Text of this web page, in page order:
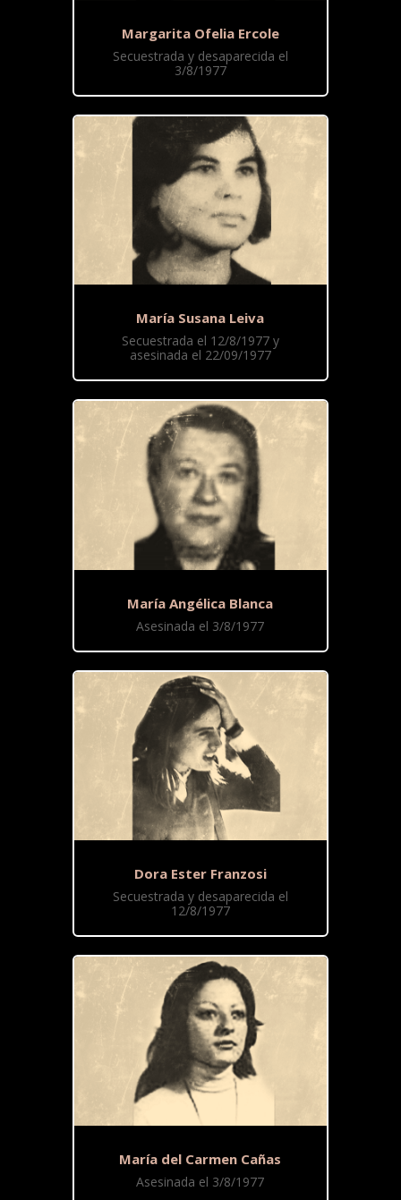
Margarita Ofelia Ercole
Secuestrada y desaparecida el
3/8/1977
María Susana Leiva
Secuestrada el 12/8/1977 y
asesinada el 22/09/1977
María Angélica Blanca
Asesinada el 3/8/1977
Dora Ester Franzosi
Secuestrada y desaparecida el
12/8/1977
María del Carmen Cañas
Asesinada el 3/8/1977